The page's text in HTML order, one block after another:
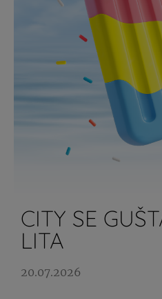
CITY SE
LITA
20.07.2026